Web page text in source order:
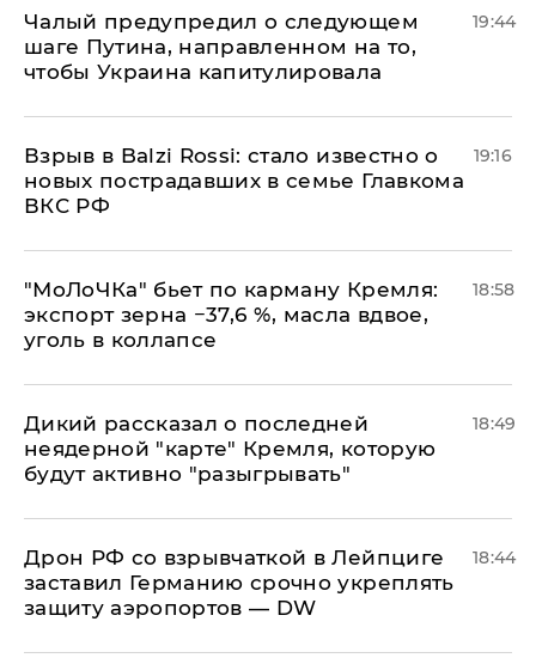
Чалый предупредил о следующем
шаге Путина, направленном на то,
чтобы Украина капитулировала
19:44
Взрыв в Balzi Rossi: стало известно о
новых пострадавших в семье Главкома
ВКС РФ
19:16
​"МоЛоЧКа" бьет по карману Кремля:
экспорт зерна −37,6 %, масла вдвое,
уголь в коллапсе
18:58
Дикий рассказал о последней
неядерной "карте" Кремля, которую
будут активно "разыгрывать"
18:49
​Дрон РФ со взрывчаткой в Лейпциге
заставил Германию срочно укреплять
защиту аэропортов — DW
18:44